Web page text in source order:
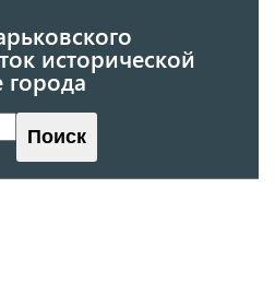
исторической
города
Поиск